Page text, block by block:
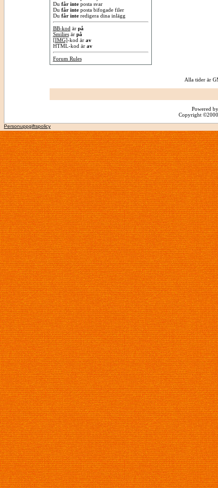
Du får inteposta svar
Du får inteposta bifogade filer
Du får interedigera dina inlägg
BB-kod är på
Smiliesär på
[IMG]-kod är av
HTML-kod är av
Forum Rules
Alla tider är
Powered
Copyright
Personuppgiftspolicy